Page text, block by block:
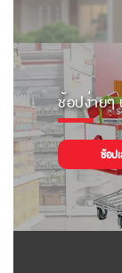
ช้อปง่ายๆ
ช้อป